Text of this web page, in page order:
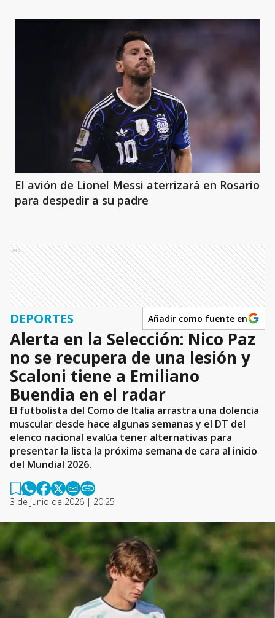
El avión de Lionel Messi aterrizará en Rosario
para despedir a su padre
Ads
DEPORTES Añadir como fuente en
Alerta en la Selección: Nico Paz
no se recupera de una lesión y
Scaloni tiene a Emiliano
Buendia en el radar
El futbolista del Como de Italia arrastra una dolencia
muscular desde hace algunas semanas y el DT del
elenco nacional evalúa tener alternativas para
presentar la lista la próxima semana de cara al inicio
del Mundial 2026.
3 de junio de 2026 | 20:25